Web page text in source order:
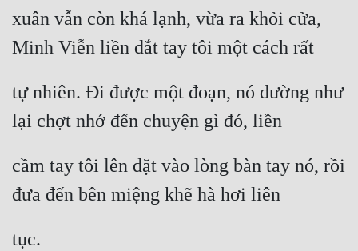
Tu Chân
Tội Phạm
Vô Địch
Võ Hiệp
Võng Du
xuân vẫn còn khá lạnh, vừa ra khỏi cửa,
Minh Viễn liền dắt tay tôi một cách rất
tự nhiên. Đi được một đoạn, nó dường như
lại chợt nhớ đến chuyện gì đó, liền
cầm tay tôi lên đặt vào lòng bàn tay nó, rồi
đưa đến bên miệng khẽ hà hơi liên
tục.